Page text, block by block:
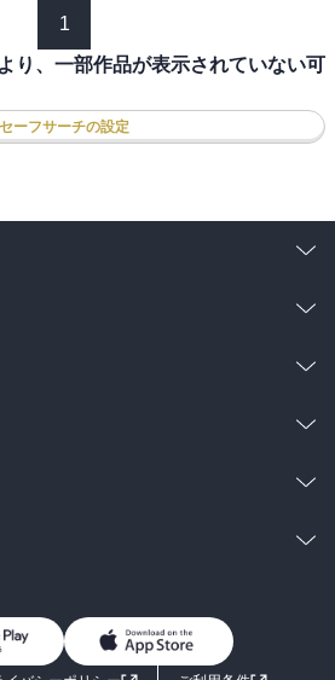
1
り、一部作品が表示されていない可
セーフサーチの設定
男子向けラノベ
お問い合わせ